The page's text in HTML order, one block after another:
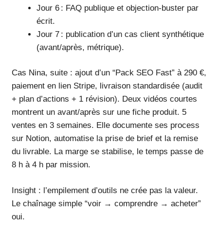
Jour 6 : FAQ publique et objection-buster par
écrit.
Jour 7 : publication d’un cas client synthétique
(avant/après, métrique).
Cas Nina, suite : ajout d’un “Pack SEO Fast” à 290 €,
paiement en lien Stripe, livraison standardisée (audit
+ plan d’actions + 1 révision). Deux vidéos courtes
montrent un avant/après sur une fiche produit. 5
ventes en 3 semaines. Elle documente ses process
sur Notion, automatise la prise de brief et la remise
du livrable. La marge se stabilise, le temps passe de
8 h à 4 h par mission.
Insight : l’empilement d’outils ne crée pas la valeur.
Le chaînage simple “voir → comprendre → acheter”
oui.